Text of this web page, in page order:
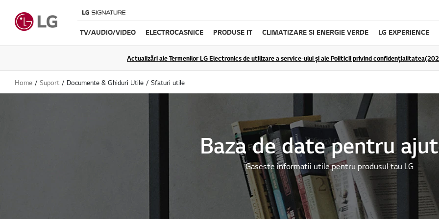
TV/AUDIO/VIDEO ELECTROCASNICE PRODUSE IT CLIMATIZARE SI ENERGIE VERDE LG EXPERIENCE
Actualizări ale Termenilor LG Electronics de utilizare a service-ului și ale Politicii privind
Home Suport Documente & Ghiduri Utile Sfaturi utile
Baza de date pentru
Gaseste informatii utile pentru produsul tau LG